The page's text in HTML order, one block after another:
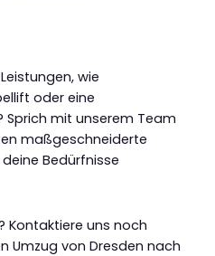
wie
oder eine
Sprich mit unserem Team
maßgeschneiderte
Bedürfnisse
Kontaktiere uns noch
Umzug von Dresden nach